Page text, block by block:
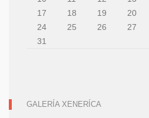
17
18 19 20
24
25 26 27
31
GALERÍA XENERÍCA